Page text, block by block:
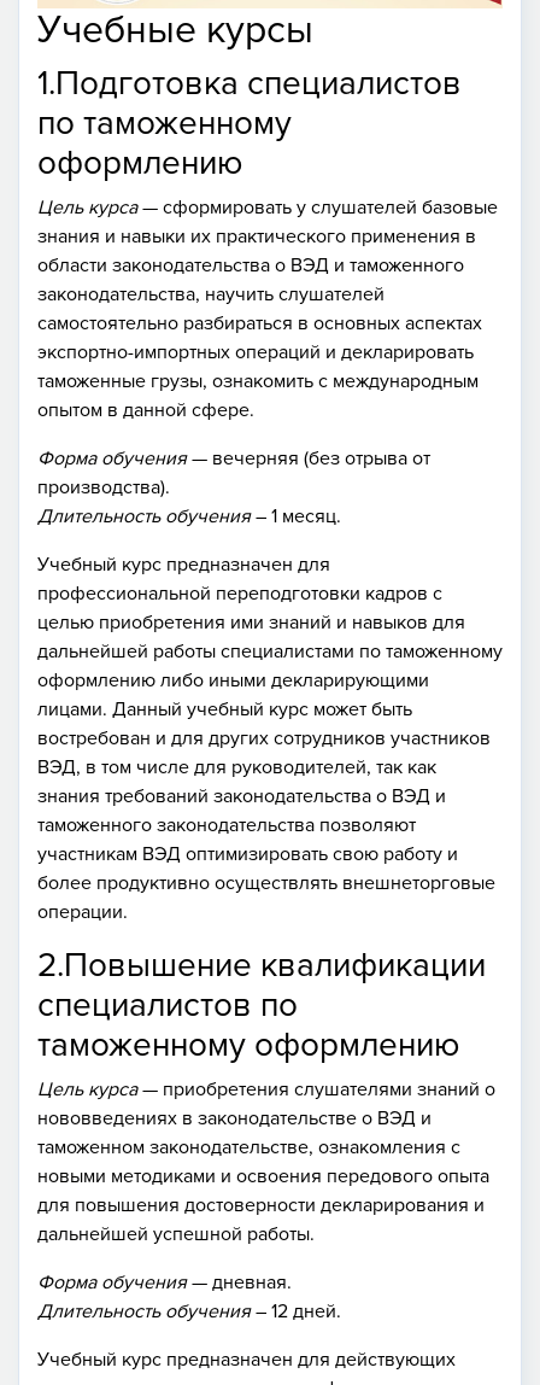
Учебные курсы
1.Подготовка специалистов
по таможенному
оформлению
Цель курса— сформировать у слушателей базовые
знания и навыки их практического применения в
области законодательства о ВЭД и таможенного
законодательства, научить слушателей
самостоятельно разбираться в основных аспектах
экспортно-импортных операций и декларировать
таможенные грузы, ознакомить с международным
опытом в данной сфере.
Форма обучения— вечерняя (без отрыва от
производства).
Длительность обучения– 1 месяц.
Учебный курс предназначен для
профессиональной переподготовки кадров с
целью приобретения ими знаний и навыков для
дальнейшей работы специалистами по таможенному
оформлению либо иными декларирующими
лицами. Данный учебный курс может быть
востребован и для других сотрудников участников
ВЭД, в том числе для руководителей, так как
знания требований законодательства о ВЭД и
таможенного законодательства позволяют
участникам ВЭД оптимизировать свою работу и
более продуктивно осуществлять внешнеторговые
операции.
2.Повышение квалификации
специалистов по
таможенному оформлению
Цель курса— приобретения слушателями знаний о
нововведениях в законодательстве о ВЭД и
таможенном законодательстве, ознакомления с
новыми методиками и освоения передового опыта
для повышения достоверности декларирования и
дальнейшей успешной работы.
Форма обучения— дневная.
Длительность обучения– 12 дней.
Учебный курс предназначен для действующих